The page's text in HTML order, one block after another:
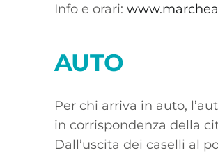
Info e orari:
AUTO
Per chi arriva in auto,
in corrispondenza della
Dall’uscita dei caselli al